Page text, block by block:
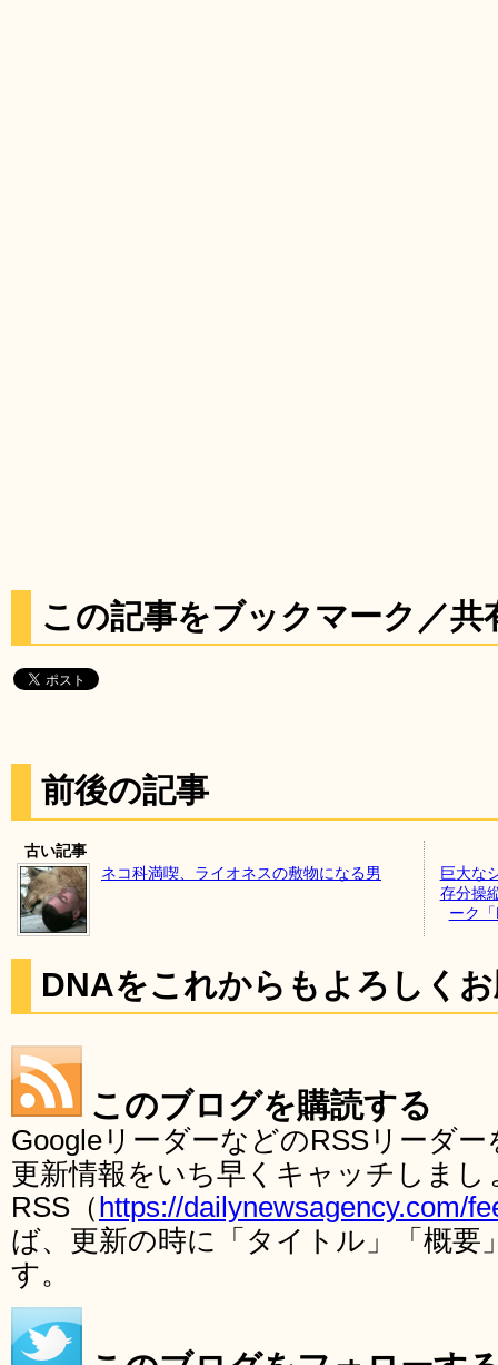
この記事をブックマーク／共
前後の記事
古い記事
ネコ科満喫、ライオネスの敷物になる男
巨大な
存分操
ーク
DNAをこれからもよろしく
このブログを購読する
GoogleリーダーなどのRSSリーダ
更新情報をいち早くキャッチしま
RSS（ https://dailynewsagency.com/
ば、更新の時に「タイトル」「概要
す。